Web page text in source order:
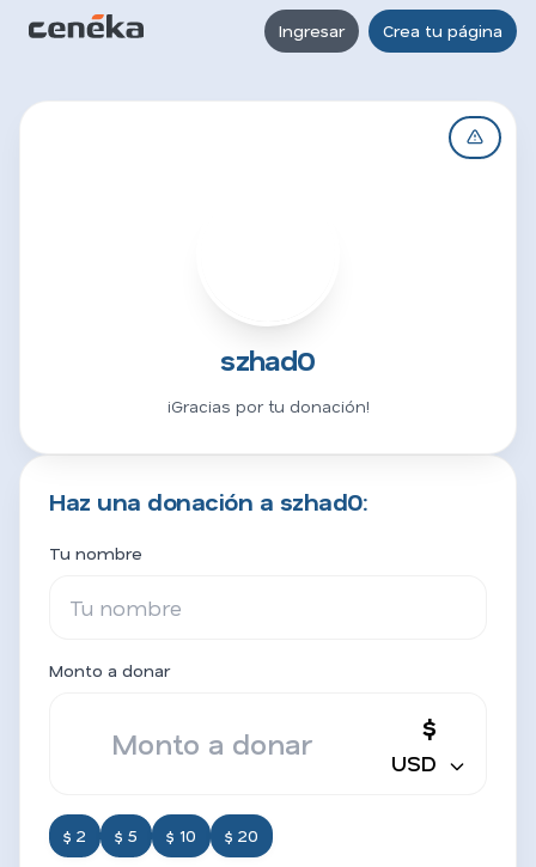
Ingresar Crea tu página
szhad0
¡Gracias por tu donación!
Haz una donación a szhad0:
Tu nombre
Monto a donar
$
USD
$ 2 $ 5 $ 10 $ 20